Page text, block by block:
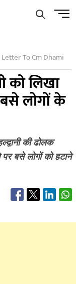
Menu
To Cm Dhami
को लिखा
लोगों के
की ढोलक
बसे लोगों को हटाने